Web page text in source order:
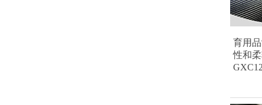
育用
性和